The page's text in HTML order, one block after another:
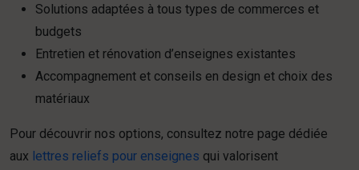
Solutions adaptées à tous types de commerces et
budgets
Entretien et rénovation d’enseignes existantes
Accompagnement et conseils en design et choix des
matériaux
Pour découvrir nos options, consultez notre page dédiée
aux lettres reliefs pour enseignes qui valorisent